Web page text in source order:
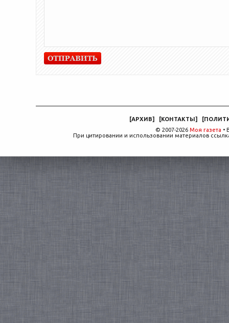
[АРХИВ] [КОНТАКТЫ] [
© 2007-2026 Моя газета •
При цитировании и использовании материалов